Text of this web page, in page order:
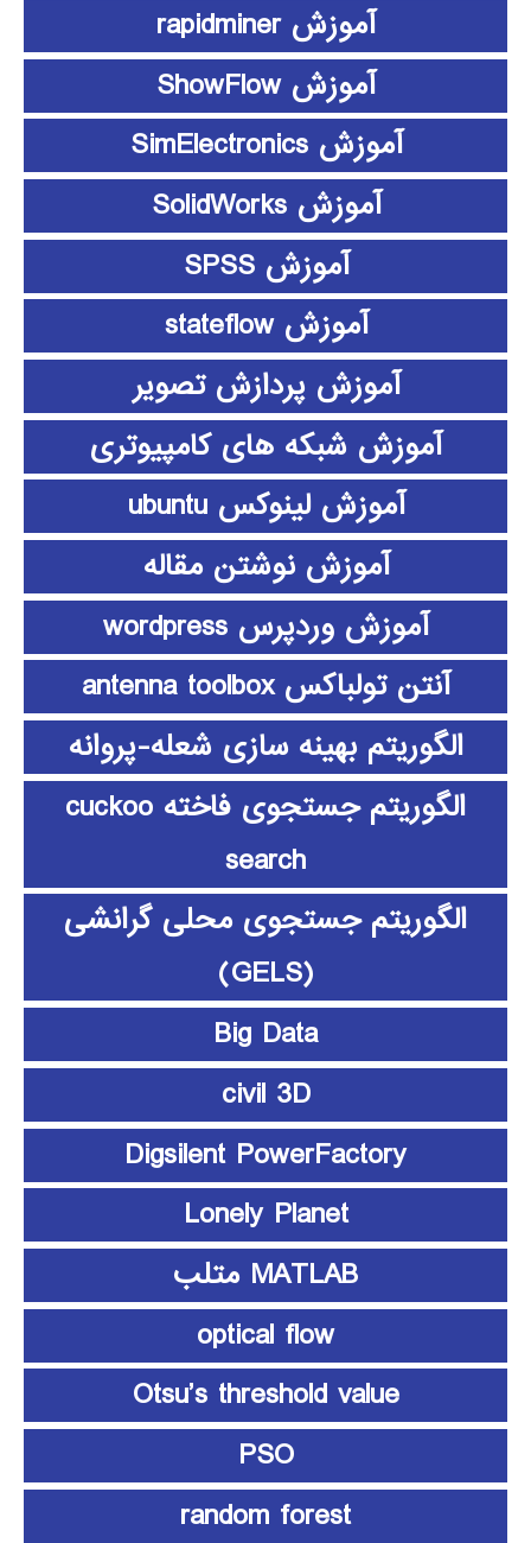
آموزش rapidminer
آموزش ShowFlow
آموزش SimElectronics
آموزش SolidWorks
آموزش SPSS
آموزش stateflow
آموزش پردازش تصویر
آموزش شبکه های کامپیوتری
آموزش لینوکس ubuntu
آموزش نوشتن مقاله
آموزش وردپرس wordpress
آنتن تولباکس antenna toolbox
الگوریتم بهینه سازی شعله-پروانه
الگوریتم جستجوی فاخته cuckoo
search
الگوریتم جستجوی محلی گرانشی
(GELS)
Big Data
civil 3D
Digsilent PowerFactory
Lonely Planet
MATLAB متلب
optical flow
Otsu’s threshold value
PSO
random forest